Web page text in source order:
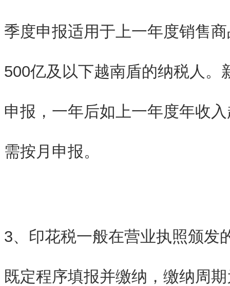
季度申报适用于上一年度销售
500亿及以下越南盾的纳税人。
申报，一年后如上一年度年收
需按月申报。
3、印花税一般在营业执照颁发
既定程序填报并缴纳，缴纳周